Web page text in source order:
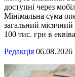
доступні через
Мінімальна сума
загальний
100 тис. грн в
Редакція 06.08.2026